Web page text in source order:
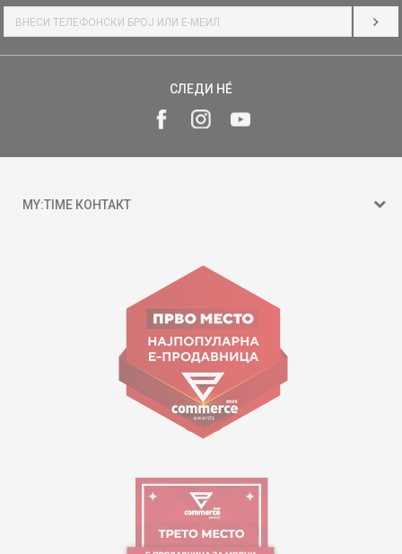
СЛЕДИ НÉ
MY:TIME КОНТАКТ
ул. Гоце Николовски бр.74 Скопје
contact@mytime.mk
Работно време:
09:00 до 17:00